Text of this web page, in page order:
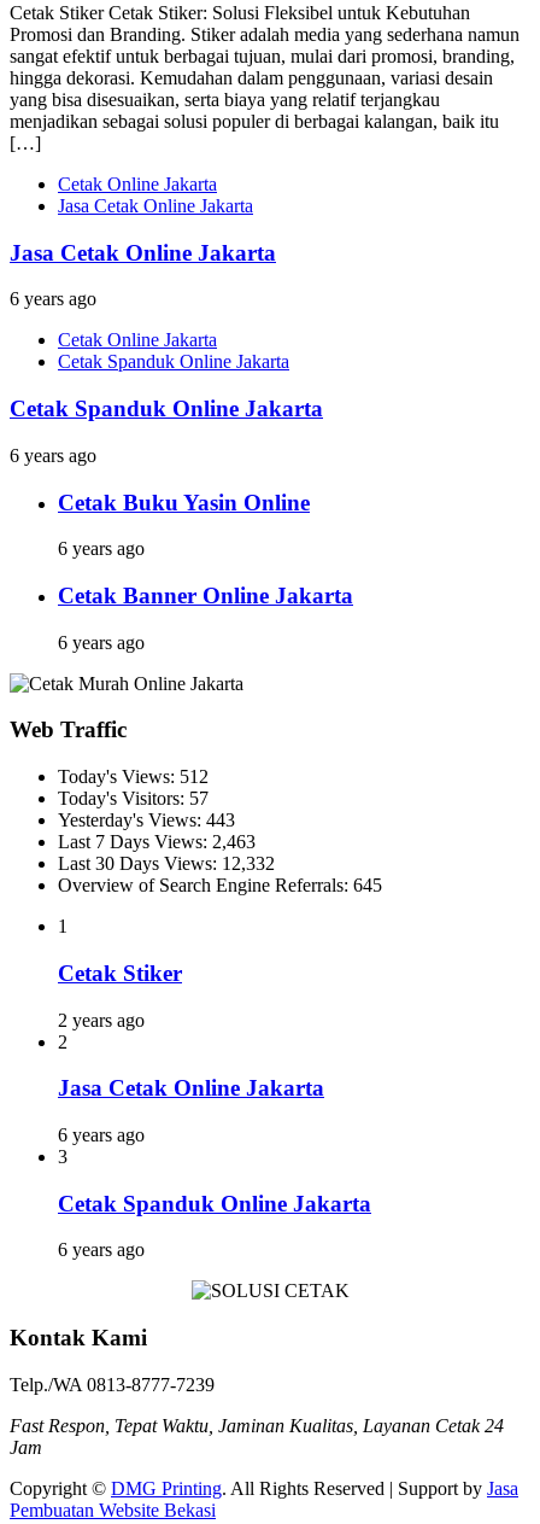
Cetak Stiker Cetak Stiker: Solusi Fleksibel untuk Kebutuhan
Promosi dan Branding. Stiker adalah media yang sederhana namun
sangat efektif untuk berbagai tujuan, mulai dari promosi, branding,
hingga dekorasi. Kemudahan dalam penggunaan, variasi desain
yang bisa disesuaikan, serta biaya yang relatif terjangkau
menjadikan sebagai solusi populer di berbagai kalangan, baik itu
[…]
Cetak Online Jakarta
Jasa Cetak Online Jakarta
Jasa Cetak Online Jakarta
6 years ago
Cetak Online Jakarta
Cetak Spanduk Online Jakarta
Cetak Spanduk Online Jakarta
6 years ago
Cetak Buku Yasin Online
6 years ago
Cetak Banner Online Jakarta
6 years ago
Web Traffic
Today's Views: 512
Today's Visitors: 57
Yesterday's Views: 443
Last 7 Days Views: 2,463
Last 30 Days Views: 12,332
Overview of Search Engine Referrals: 645
1
Cetak Stiker
2 years ago
2
Jasa Cetak Online Jakarta
6 years ago
3
Cetak Spanduk Online Jakarta
6 years ago
Kontak Kami
Telp./WA 0813-8777-7239
Fast Respon, Tepat Waktu, Jaminan Kualitas, Layanan Cetak 24
Jam
Copyright © DMG Printing. All Rights Reserved | Support by Jasa
Pembuatan Website Bekasi